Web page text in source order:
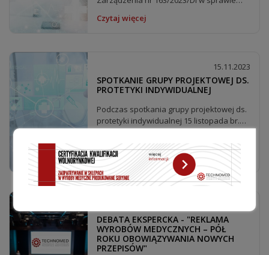
Czytaj więcej
15.11.2023
SPOTKANIE GRUPY PROJEKTOWEJ DS.
PROTETYKI INDYWIDUALNEJ
Podczas spotkania grupy projektowej ds.
protetyki indywidualnej 15 listopada br.
omawiane były...
Czytaj więcej
DEBATA EKSPERCKA - "REKLAMA
WYROBÓW MEDYCZNYCH – PÓŁ
ROKU OBOWIĄZYWANIA NOWYCH
PRZEPISÓW"